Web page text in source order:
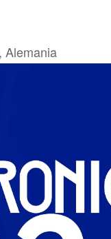
Alemania